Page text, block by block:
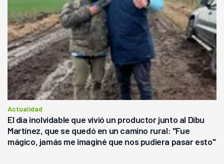
Actualidad
El día inolvidable que vivió un productor junto al Dibu
Martínez, que se quedó en un camino rural: "Fue
mágico, jamás me imaginé que nos pudiera pasar esto"